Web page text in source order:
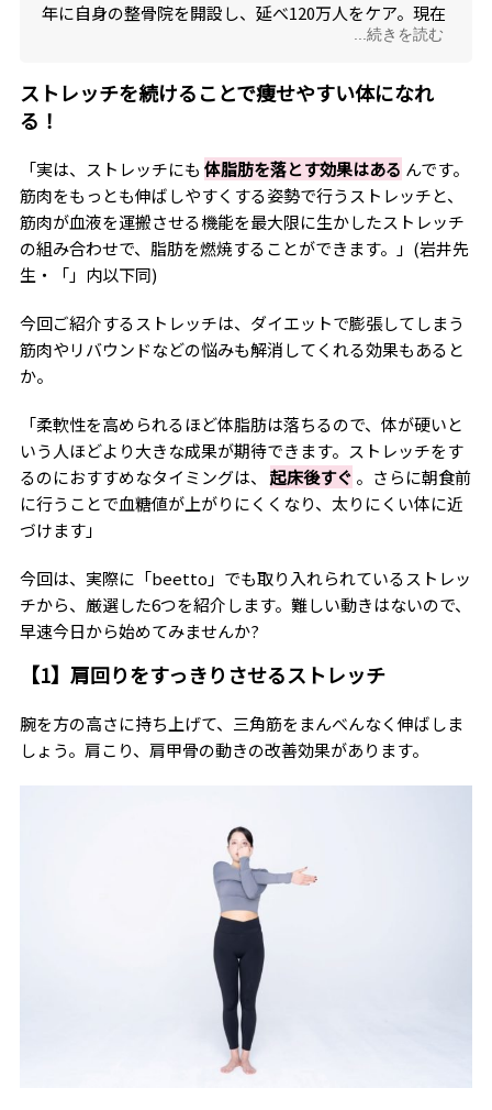
年に自身の整骨院を開設し、延べ120万人をケア。現在
は世界で活躍するトップアスリートやオリンピックア
メディカル&フィジカルトレーナーとして活動。医療機
器の開発など幅広く活躍。著書も多数。
...続きを読む
ストレッチを続けることで痩せやすい体になれ
る！
「実は、ストレッチにも 体脂肪を落とす効果はある んです。
筋肉をもっとも伸ばしやすくする姿勢で行うストレッチと、
筋肉が血液を運搬させる機能を最大限に生かしたストレッチ
の組み合わせで、脂肪を燃焼することができます。」(岩井先
生・「」内以下同)
今回ご紹介するストレッチは、ダイエットで膨張してしまう
筋肉やリバウンドなどの悩みも解消してくれる効果もあると
か。
「柔軟性を高められるほど体脂肪は落ちるので、体が硬いと
いう人ほどより大きな成果が期待できます。ストレッチをす
るのにおすすめなタイミングは、 起床後すぐ 。さらに朝食前
に行うことで血糖値が上がりにくくなり、太りにくい体に近
づけます」
今回は、実際に「beetto」でも取り入れられているストレッ
チから、厳選した6つを紹介します。難しい動きはないので、
早速今日から始めてみませんか?
【1】肩回りをすっきりさせるストレッチ
腕を方の高さに持ち上げて、三角筋をまんべんなく伸ばしま
しょう。肩こり、肩甲骨の動きの改善効果があります。